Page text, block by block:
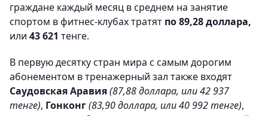
граждане каждый месяц в среднем на занятие
спортом в фитнес-клубах тратят по 89,28 доллара,
или 43 621 тенге.
В первую десятку стран мира с самым дорогим
абонементом в тренажерный зал также входят
Саудовская Аравия(87,88 доллара, или 42 937
тенге), Гонконг(83,90 доллара, или 40 992 тенге),